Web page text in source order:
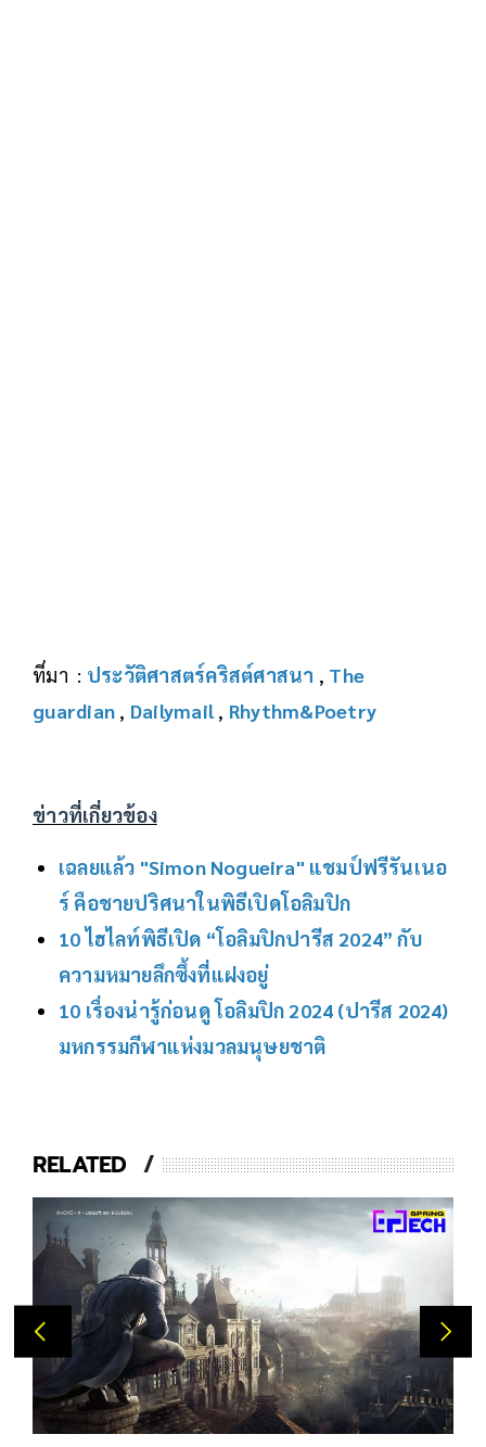
ที่มา : ประวัติศาสตร์คริสต์ศาสนา , The
guardian , Dailymail, Rhythm&Poetry
ข่าวที่เกี่ยวข้อง
เฉลยแล้ว "Simon Nogueira" แชมป์ฟรีรันเนอ
ร์ คือชายปริศนาในพิธีเปิดโอลิมปิก
10 ไฮไลท์พิธีเปิด “โอลิมปิกปารีส 2024” กับ
ความหมายลึกซึ้งที่แฝงอยู่
10 เรื่องน่ารู้ก่อนดู โอลิมปิก 2024 (ปารีส 2024)
มหกรรมกีฬาแห่งมวลมนุษยชาติ
RELATED